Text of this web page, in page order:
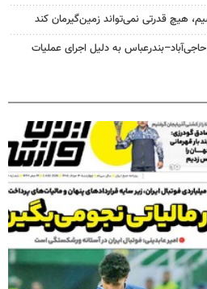
هیچ قدرتی نمی‌تواند زمین‌گیرمان کند
به دلیل اجرای عملیات